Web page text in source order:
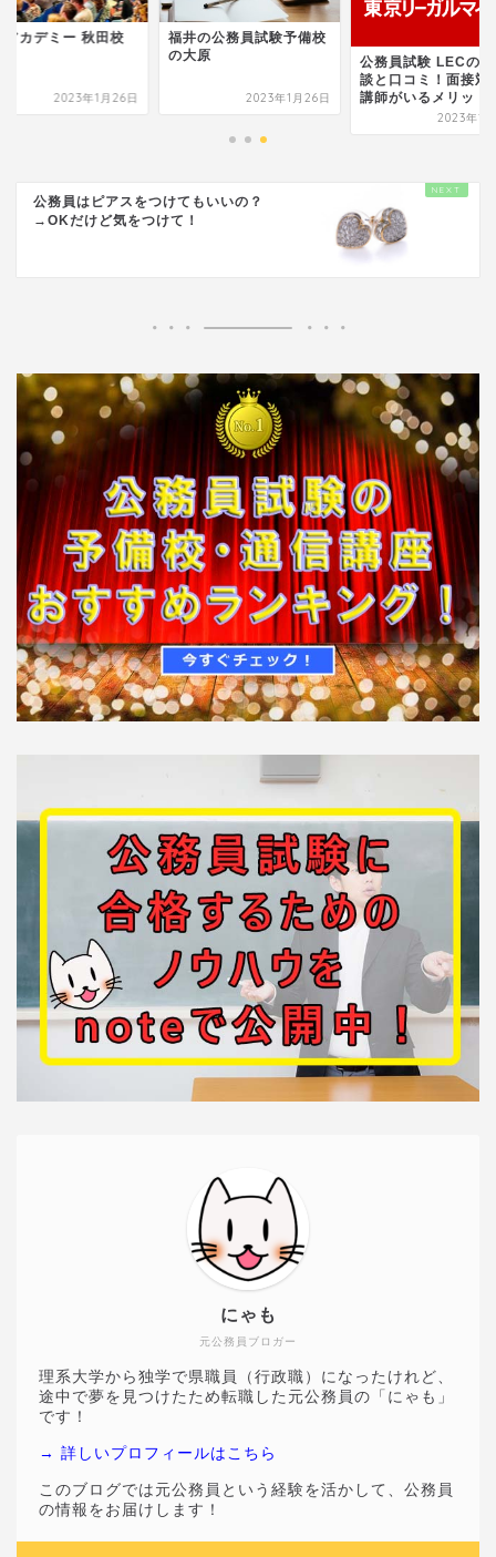
の公務員試験予備校
2023年1月26日
公務員試験 LECの体験
講師がいるメリット
2023年1
公務員はピアスをつけてもいいの？
→OKだけど気をつけて！
元公務員ブロガー
にゃも
理系大学から独学で県職員（行政職）になったけれど、
途中で夢を見つけたため転職した元公務員の「にゃも」
です！
→ 詳しいプロフィールはこちら
このブログでは元公務員という経験を活かして、公務員
の情報をお届けします！